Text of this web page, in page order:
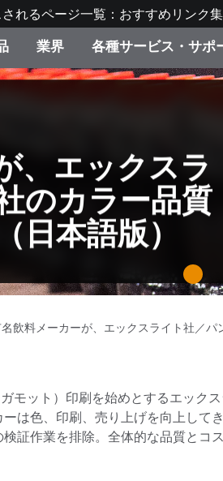
れるページ一覧：おすすめリンク集
業界
スタイル
各種サービス・サポ
ンド体験センター
、エックスラ
のカラー品質
日本語版）
1
飲料メーカーが、エックスライト社／パ
モット）印刷を始めとするエック
は色、印刷、売り上げを向上して
証作業を排除。全体的な品質とコ